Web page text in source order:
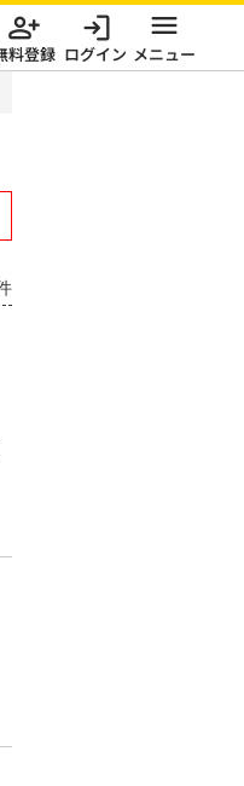
料登録 ログイン メニュー